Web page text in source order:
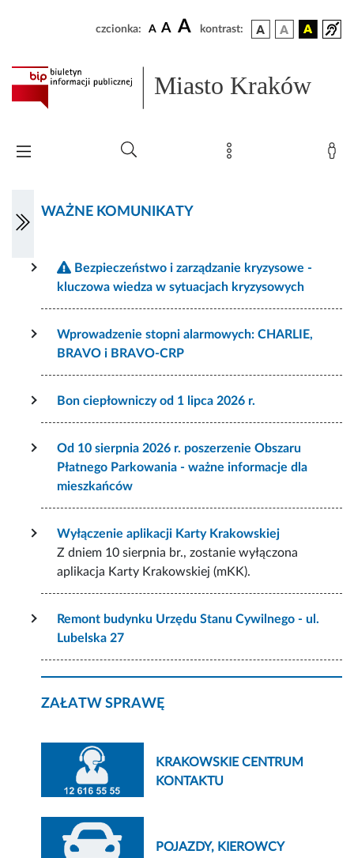
czcionka: A A A kontrast:
Miasto Kraków
WAŻNE KOMUNIKATY
Bezpieczeństwo i zarządzanie kryzysowe -
kluczowa wiedza w sytuacjach kryzysowych
Wprowadzenie stopni alarmowych: CHARLIE,
BRAVO i BRAVO-CRP
Bon ciepłowniczy od 1 lipca 2026 r.
Od 10 sierpnia 2026 r. poszerzenie Obszaru
Płatnego Parkowania - ważne informacje dla
mieszkańców
Wyłączenie aplikacji Karty Krakowskiej
Z dniem 10 sierpnia br., zostanie wyłączona
aplikacja Karty Krakowskiej (mKK).
Remont budynku Urzędu Stanu Cywilnego - ul.
Lubelska 27
ZAŁATW SPRAWĘ
KRAKOWSKIE CENTRUM
KONTAKTU
POJAZDY, KIEROWCY